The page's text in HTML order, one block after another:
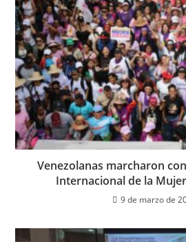
Venezolanas marcharon
Internacional de la
9 de marzo de